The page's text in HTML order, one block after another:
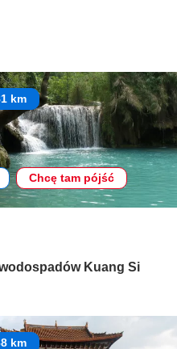
km
Chcę tam pójść
Kuang Si
km